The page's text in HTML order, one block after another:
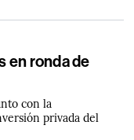
en ronda de
con la
privada del